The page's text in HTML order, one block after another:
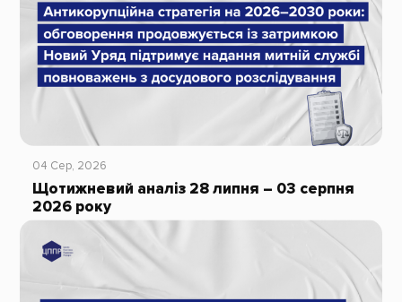
04 Сер, 2026
Щотижневий аналіз 28 липня – 03 серпня
2026 року